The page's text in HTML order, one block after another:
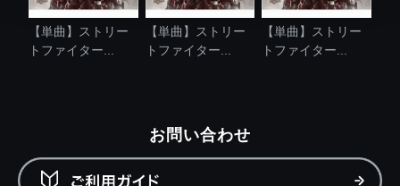
【単曲】ストリー
トファイター...
【単曲】ストリー
トファイター...
【単曲】ストリー
トファイター...
お問い合わせ